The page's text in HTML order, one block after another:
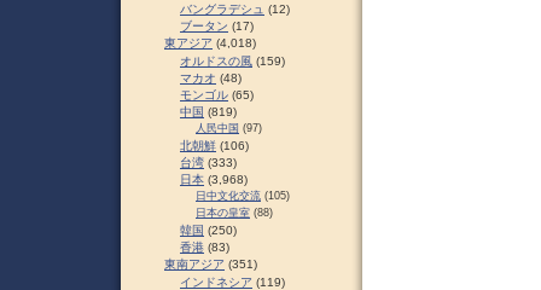
バングラデシュ (12)
ブータン (17)
東アジア (4,018)
オルドスの風 (159)
マカオ (48)
モンゴル (65)
中国 (819)
人民中国 (97)
北朝鮮 (106)
台湾 (333)
日本 (3,968)
日中文化交流 (105)
日本の皇室 (88)
韓国 (250)
香港 (83)
東南アジア (351)
インドネシア (119)